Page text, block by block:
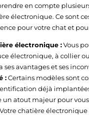
en compte
électronique. Ce sont
pour votre chat et
électronique :Vous
électronique, à collier
ses avantages et ses
:Certains modèles sont
déjà
un atout majeur pour
Votre chatière